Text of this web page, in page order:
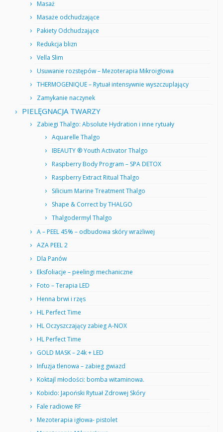
Masaż
Masaże odchudzające
Pakiety Odchudzające
Redukcja blizn
Vella Slim
Usuwanie rozstępów – Mezoterapia Mikroigłowa
THERMOGENIQUE – Rytuał intensywnie wyszczuplający
Zamykanie naczynek
PIELĘGNACJA TWARZY
Zabiegi Thalgo: Absolute Hydration i inne rytuały
Aquarelle Thalgo
IBEAUTY ® Youth Activator Thalgo
Raspberry Body Program – SPA DETOX
Raspberry Extract Ritual Thalgo
Silicium Marine Treatment Thalgo
Shape & Correct by THALGO
Thalgodermyl Thalgo
A – PEEL 45% – odbudowa skóry wrażliwej
AZA PEEL 2
Dla Panów
Eksfoliacje – peelingi mechaniczne
Foto – Terapia LED
Henna brwi i rzęs
HL Perfect Time
HL Oczyszczający zabieg A-NOX
HL Perfect Time
GOLD MASK – 24k + LED
Infuzja tlenowa – zabieg gwiazd
Koktajl młodości: bomba witaminowa.
Kobido: Japoński Rytuał Zdrowej Skóry
Fale radiowe RF
Mezoterapia igłowa- pistolet